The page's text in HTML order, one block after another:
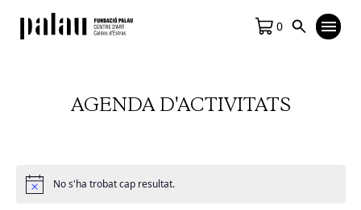
0
AGENDA D'ACTIVITATS
Notice No s'ha trobat cap resultat.